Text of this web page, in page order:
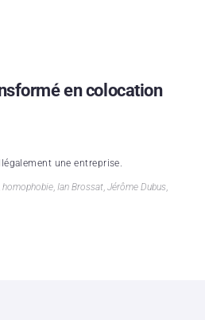
en colocation
une entreprise.
homophobie, Ian Brossat, Jérôme Dubus,